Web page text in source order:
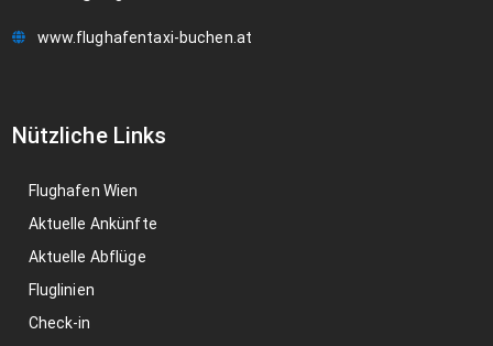
www.flughafentaxi-buchen.at
Nützliche Links
Flughafen Wien
Aktuelle Ankünfte
Aktuelle Abflüge
Fluglinien
Check-in